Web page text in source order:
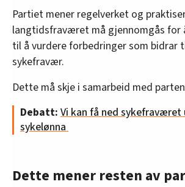
Partiet mener regelverket og
langtidsfraværet må gjennomgås for
til å vurdere forbedringer som bidrar
sykefravær.
Dette må skje i samarbeid med
Debatt: Vi kan få ned
sykelønna
Dette mener resten av